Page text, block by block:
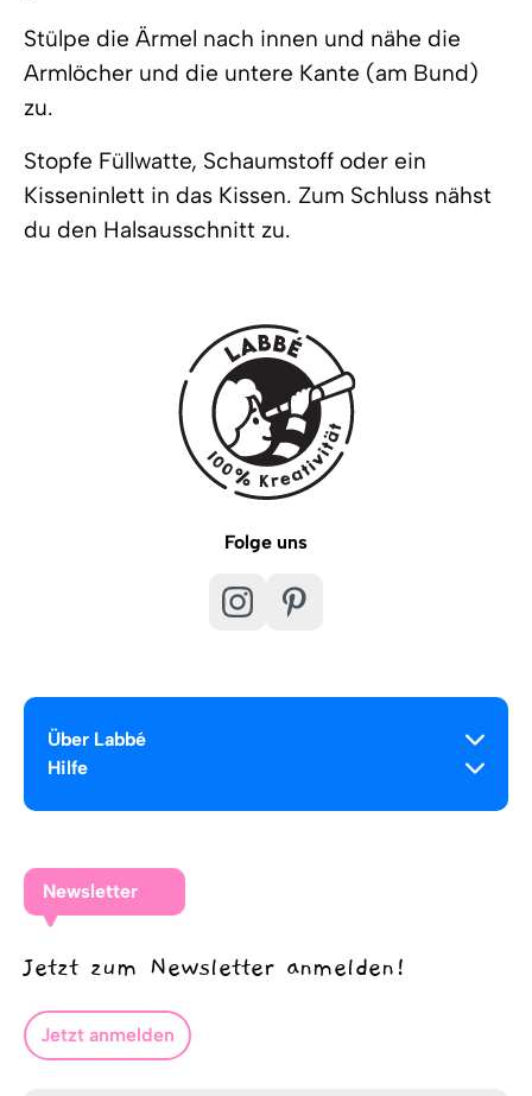
Stülpe die Ärmel nach innen und nähe die
Armlöcher und die untere Kante (am Bund)
zu.
Stopfe Füllwatte, Schaumstoff oder ein
Kisseninlett in das Kissen. Zum Schluss nähst
du den Halsausschnitt zu.
Folge uns
Über Labbé
Hilfe
Newsletter
Jetzt zum Newsletter anmelden!
Jetzt anmelden